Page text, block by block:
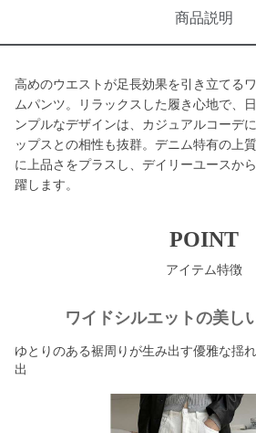
商品説明
高めのウエストが足長効果を引き立てる
ムパンツ。リラックスした履き心地で、
ンプルなデザインは、カジュアルコーデ
ップスとの相性も抜群。デニム特有の上
に上品さをプラスし、デイリーユースか
躍します。
POINT
アイテム特徴
ワイドシルエットの美し
ゆとりのある裾周りが生み出す優雅な揺
出